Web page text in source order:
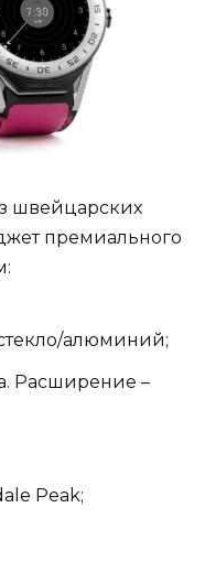
швейцарских
премиального
алюминий;
Расширение –
Peak;